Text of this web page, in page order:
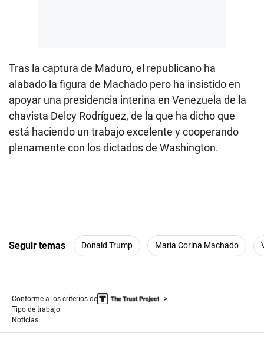
Tras la captura de Maduro, el republicano ha
alabado la figura de Machado pero ha insistido en
apoyar una presidencia interina en Venezuela de la
chavista Delcy Rodríguez, de la que ha dicho que
está haciendo un trabajo excelente y cooperando
plenamente con los dictados de Washington.
Seguir temas Donald Trump María Corina Machado
Conforme a los criterios de
Tipo de trabajo:
Noticias